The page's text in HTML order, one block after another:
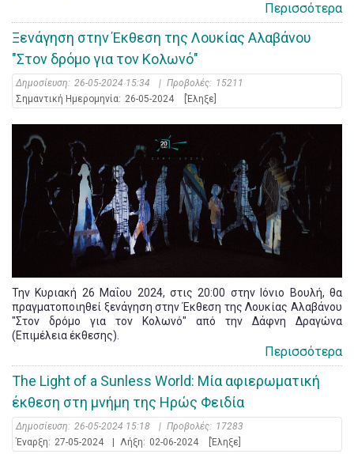
Περισσότερα
Ξενάγηση στην Έκθεση της Λουκίας Αλαβάνου
"Στον δρόμο για τον Κολωνό"
Δημοσίευση: 26-05-2024 15:34 | Προβολές: 15211
Σημαντική Ημερομηνία: 26-05-2024 [Έληξε]
Την Κυριακή 26 Μαΐου 2024, στις 20:00 στην Ιόνιο Βουλή, θα
πραγματοποιηθεί ξενάγηση στην Έκθεση της Λουκίας Αλαβάνου
"Στον δρόμο για τον Κολωνό" από την Δάφνη Δραγώνα
(Επιμέλεια έκθεσης).
Περισσότερα
The Light of a Sunless World: Μία αφιερωματική
έκθεση στη μνήμη της Ηρώς Φειδία
Δημοσίευση: 26-05-2024 15:18 | Προβολές: 17283
Έναρξη: 27-05-2024 | Λήξη: 02-06-2024 [Έληξε]